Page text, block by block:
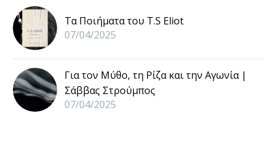
Τα Ποιήματα του T.S Eliot
07/04/2025
Για τον Μύθο, τη Ρίζα και την Αγωνία |
Σάββας Στρούμπος
07/04/2025